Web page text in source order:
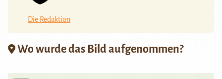
Die Redaktion
Wo wurde das Bild aufgenommen?